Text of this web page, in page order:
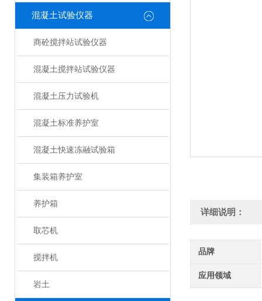
混凝土试验仪器
商砼搅拌站试验仪器
混凝土搅拌站试验仪器
混凝土压力试验机
混凝土标准养护室
混凝土快速冻融试验箱
集装箱养护室
养护箱
取芯机
搅拌机
岩土
详细说明：
品牌
应用领域